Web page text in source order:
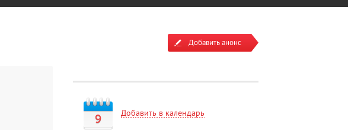
Добавить анонс
9 Добавить в календарь